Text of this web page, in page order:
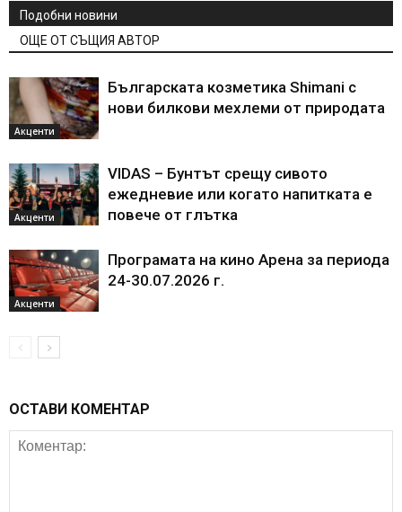
Подобни новини
ОЩЕ ОТ СЪЩИЯ АВТОР
Акценти
Българската козметика Shimani с
нови билкови мехлеми от природата
Акценти
VIDAS – Бунтът срещу сивото
ежедневие или когато напитката е
повече от глътка
Акценти
Програмата на кино Арена за периода
24-30.07.2026 г.
ОСТАВИ КОМЕНТАР